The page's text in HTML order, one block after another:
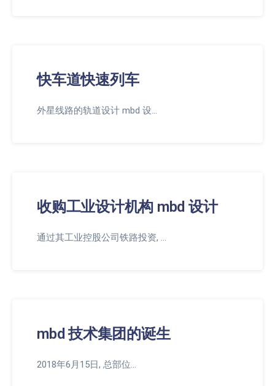
快车道快速列车
外星线路的轨道设计 mbd 设…
收购工业设计机构 mbd 设计
通过其工业控股公司铁路投资, …
mbd 技术集团的诞生
2018年6月15日, 总部位…